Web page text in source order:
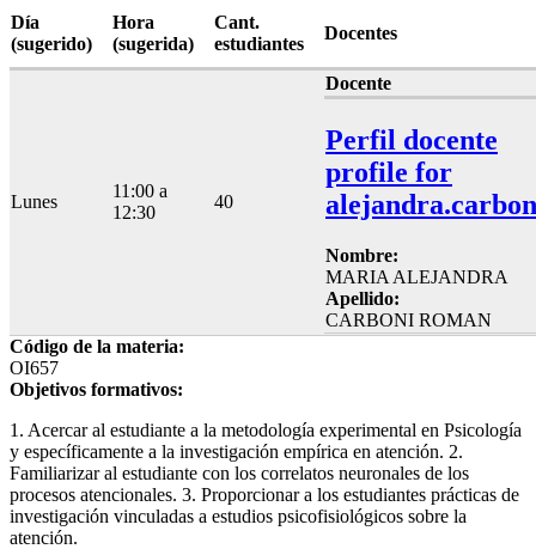
Día
(sugerido)
Hora
(sugerida)
Cant.
estudiantes
Docentes
Lunes
11:00 a
12:30
40
Docente
Perfil docente
profile for
Nombre:
MARIA ALEJANDRA
Apellido:
CARBONI ROMAN
Código de la materia:
OI657
Objetivos formativos:
1. Acercar al estudiante a la metodología experimental en Psicología
y específicamente a la investigación empírica en atención. 2.
Familiarizar al estudiante con los correlatos neuronales de los
procesos atencionales. 3. Proporcionar a los estudiantes prácticas de
investigación vinculadas a estudios psicofisiológicos sobre la
atención.